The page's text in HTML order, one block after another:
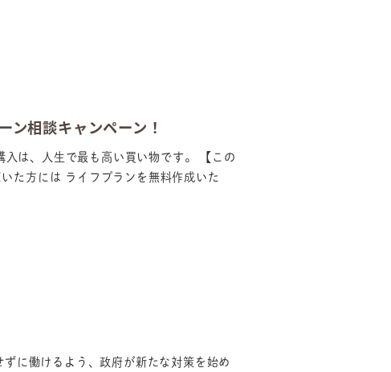
ン相談キャンペーン！
は、人生で最も高い買い物です。 【この
た方には ライフプランを無料作成いた
に働けるよう、政府が新たな対策を始め